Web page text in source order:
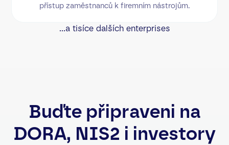
přístup zaměstnanců k firemním nástrojům.
...a tisíce dalších enterprises
Buďte připraveni na
DORA, NIS2 i investory